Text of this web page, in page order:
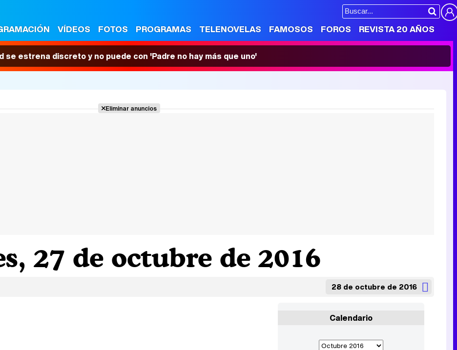
VÍDEOS FOTOS PROGRAMAS TELENOVELAS FAMOSOS FOROS REVISTA 20 AÑOS
se estrena discreto y no puede con 'Padre no hay más que uno'
Eliminar anuncios
27 de octubre de 2016
28 de octubre de 2016
Calendario